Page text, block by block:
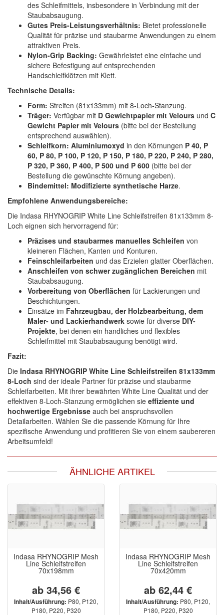
des Schleifmittels, insbesondere in Verbindung mit der
Staubabsaugung.
Gutes Preis-Leistungsverhältnis: Bietet professionelle
Qualität für präzise und staubarme Anwendungen zu einem
attraktiven Preis.
Nylon-Grip Backing: Gewährleistet eine einfache und
sichere Befestigung auf entsprechenden
Handschleifklötzen mit Klett.
Technische Details:
Form: Streifen (81x133mm) mit 8-Loch-Stanzung.
Träger: Verfügbar mit D Gewichtpapier mit Velours und C
Gewicht Papier mit Velours (bitte bei der Bestellung
entsprechend auswählen).
Schleifkorn: Aluminiumoxyd in den Körnungen P 40, P
60, P 80, P 100, P 120, P 150, P 180, P 220, P 240, P 280,
P 320, P 360, P 400, P 500 und P 600 (bitte bei der
Bestellung die gewünschte Körnung angeben).
Bindemittel: Modifizierte synthetische Harze.
Empfohlene Anwendungsbereiche:
Die Indasa RHYNOGRIP White Line Schleifstreifen 81x133mm 8-
Loch eignen sich hervorragend für:
Präzises und staubarmes manuelles Schleifen von
kleineren Flächen, Kanten und Konturen.
Feinschleifarbeiten und das Erzielen glatter Oberflächen.
Anschleifen von schwer zugänglichen Bereichen mit
Staubabsaugung.
Vorbereitung von Oberflächen für Lackierungen und
Beschichtungen.
Einsätze im Fahrzeugbau, der Holzbearbeitung, dem
Maler- und Lackierhandwerk sowie für diverse DIY-
Projekte, bei denen ein handliches und flexibles
Schleifmittel mit Staubabsaugung benötigt wird.
Fazit:
Die Indasa RHYNOGRIP White Line Schleifstreifen 81x133mm
8-Loch sind der ideale Partner für präzise und staubarme
Schleifarbeiten. Mit ihrer bewährten White Line Qualität und der
effektiven 8-Loch-Stanzung ermöglichen sie effiziente und
hochwertige Ergebnisse auch bei anspruchsvollen
Detailarbeiten. Wählen Sie die passende Körnung für Ihre
spezifische Anwendung und profitieren Sie von einem saubereren
Arbeitsumfeld!
ÄHNLICHE ARTIKEL
Indasa RHYNOGRIP Mesh
Line Schleifstreifen
70x198mm
ab 34,56 €
Inhalt/Ausführung: P80, P120,
P180, P220, P320
Indasa RHYNOGRIP Mesh
Line Schleifstreifen
70x420mm
ab 62,44 €
Inhalt/Ausführung: P80, P120,
P180, P220, P320